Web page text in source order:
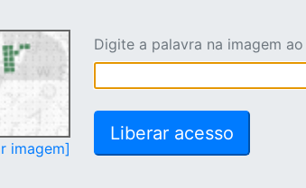
imagem]
Digite a palavra na imagem